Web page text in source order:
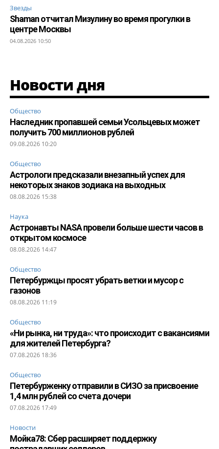
Звезды
Shaman отчитал Мизулину во время прогулки в
центре Москвы
04.08.2026 10:50
Новости дня
Общество
Наследник пропавшей семьи Усольцевых может
получить 700 миллионов рублей
09.08.2026 10:20
Общество
Астрологи предсказали внезапный успех для
некоторых знаков зодиака на выходных
08.08.2026 15:38
Наука
Астронавты NASA провели больше шести часов в
открытом космосе
08.08.2026 14:47
Общество
Петербуржцы просят убрать ветки и мусор с
газонов
08.08.2026 11:19
Общество
«Ни рынка, ни труда»: что происходит с вакансиями
для жителей Петербурга?
07.08.2026 18:36
Общество
Петербурженку отправили в СИЗО за присвоение
1,4 млн рублей со счета дочери
07.08.2026 17:49
Новости
Мойка78: Сбер расширяет поддержку